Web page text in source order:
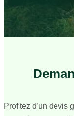
Profitez d’un devis